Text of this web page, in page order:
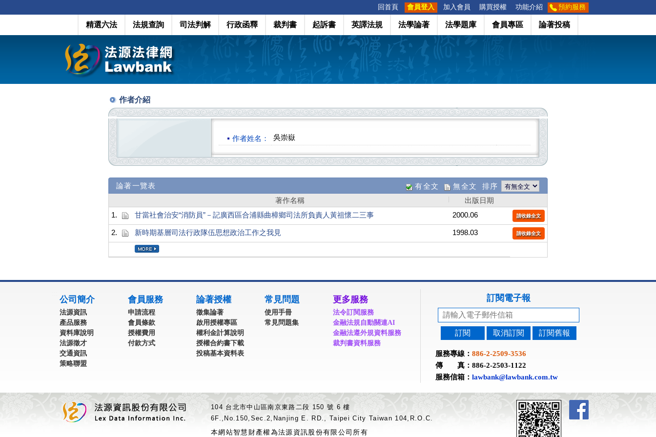
回首頁 會員登入 加入會員 購買授權 功能介紹 預約服務
精選六法 法規查詢 司法判解 行政函釋 裁判書 起訴書 英譯法規 法學論著 法學題庫 會員專區 論著投稿
作者介紹
作者姓名： 吳崇嶽
論著一覽表 有全文 無全文 排序
著作名稱
出版日期
1.
甘當社會治安“消防員”－記廣西區合浦縣曲樟鄉司法所負責人黃祖懷二三事 2000.06 請收錄全文
2. 新時期基層司法行政隊伍思想政治工作之我見 1998.03 請收錄全文
公司簡介
法源資訊
產品服務
資料庫說明
法源徵才
交通資訊
策略聯盟
會員服務
申請流程
會員條款
授權費用
付款方式
論著授權
徵集論著
啟用授權專區
權利金計算說明
授權合約書下載
投稿基本資料表
常見問題
使用手冊
常見問題集
更多服務
法令訂閱服務
金融法規自動關連AI
金融法遵外規資料服務
裁判書資料服務
訂閱電子報
訂閱 取消訂閱 訂閱舊報
服務專線： 886-2-2509-3536
傳 真：886-2-2503-1122
服務信箱： lawbank@lawbank.com.tw
104 台北市中山區南京東路二段 150 號 6 樓
6F.,No.150,Sec.2,Nanjing E. RD., Taipei City Taiwan 104,R.O.C.
本網站智慧財產權為法源資訊股份有限公司所有